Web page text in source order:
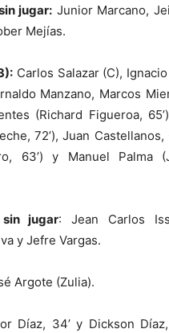
jugar: Junior Marcano,
Mejías.
Carlos Salazar (C),
Manzano, Marcos
(Richard Figueroa,
72’), Juan
63’) y Manuel Palma
sin jugar: Jean Carlos
y Jefre Vargas.
Argote (Zulia).
Díaz, 34’ y Dickson